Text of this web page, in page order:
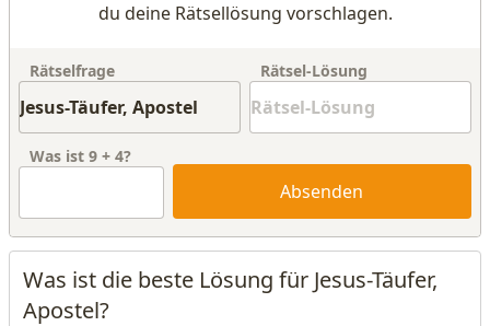
du deine Rätsellösung vorschlagen.
Rätselfrage Rätsel-Lösung
Was ist 9 + 4?
Absenden
Was ist die beste Lösung für Jesus-Täufer,
Apostel?